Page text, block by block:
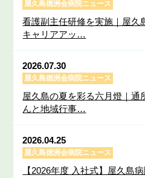
屋久島徳洲会病院ニュース
看護副主任研修を実施｜屋久
キャリアアッ…
2026.07.30
屋久島徳洲会病院ニュース
屋久島の夏を彩る六月燈｜通
んと地域行事…
2026.04.25
屋久島徳洲会病院ニュース
【2026年度 入社式】屋久島